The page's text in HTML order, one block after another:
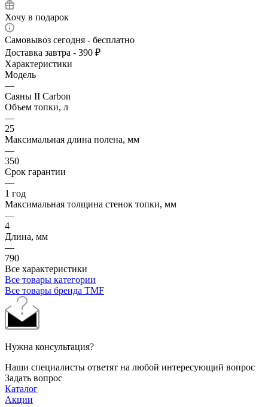
Хочу в подарок
Самовывоз сегодня - бесплатно
Доставка завтра - 390 ₽
Характеристики
Модель
—
Саяны II Carbon
Объем топки, л
—
25
Максимальная длина полена, мм
—
350
Срок гарантии
—
1 год
Максимальная толщина стенок топки, мм
—
4
Длина, мм
—
790
Все характеристики
Все товары категории
Все товары бренда TMF
Нужна консультация?
Наши специалисты ответят на любой интересующий вопрос
Задать вопрос
Каталог
Акции